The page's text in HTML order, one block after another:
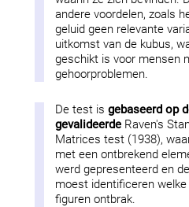
andere voordelen, zoals
geluid geen relevante
uitkomst van de kubus,
geschikt is voor mensen
gehoorproblemen.
De test isgebaseerd op
gevalideerde Raven's
Matrices test (1938),
met een ontbrekend
werd gepresenteerd en
moest identificeren
figuren ontbrak.